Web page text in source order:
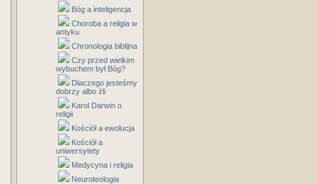
Bóg a inteligencja
Choroba a religia w
antyku
Chronologia biblijna
Czy przed wielkim
wybuchem był Bóg?
Dlaczego jesteśmy
dobrzy albo źli
Karol Darwin o
religii
Kościół a ewolucja
Kościół a
uniwersytety
Medycyna i religia
Neuroteologia